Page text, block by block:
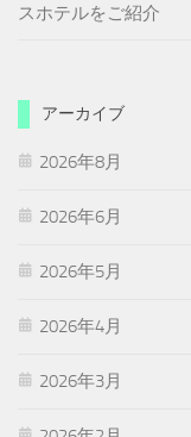
スホテルをご紹介
アーカイブ
2026年8月
2026年6月
2026年5月
2026年4月
2026年3月